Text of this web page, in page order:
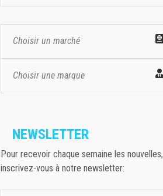
Choisir un marché
Choisir une marque
NEWSLETTER
Pour recevoir chaque semaine les nouvelles,
inscrivez-vous à notre newsletter: